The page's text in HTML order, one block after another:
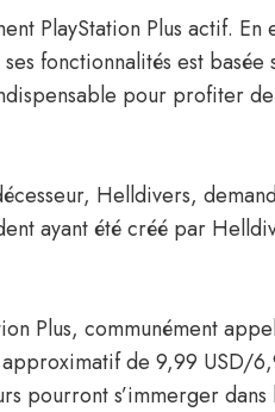
PlayStation Plus actif. En
fonctionnalités est basée
pour profiter de
Helldivers,
ayant été créé par
Plus, communément
de 9,99 USD/
pourront s’immerger